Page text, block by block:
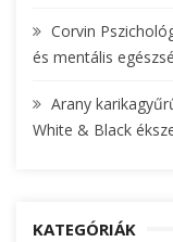
Corvin
és mentális
Arany
White & Black
KATEGÓRIÁK